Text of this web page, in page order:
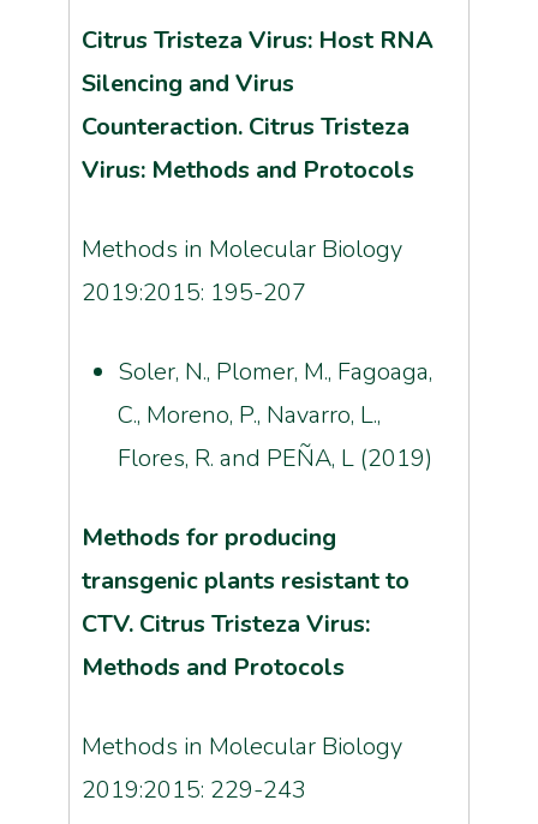
Citrus Tristeza Virus: Host RNA
Silencing and Virus
Counteraction. Citrus Tristeza
Virus: Methods and Protocols
Methods in Molecular Biology
2019:2015: 195-207
Soler, N., Plomer, M., Fagoaga,
C., Moreno, P., Navarro, L.,
Flores, R. and PEÑA, L (2019)
Methods for producing
transgenic plants resistant to
CTV. Citrus Tristeza Virus:
Methods and Protocols
Methods in Molecular Biology
2019:2015: 229-243